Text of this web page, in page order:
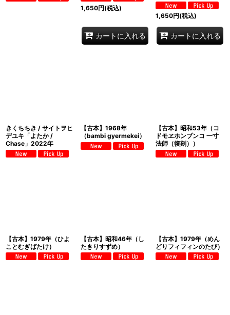
1,650円(税込)
カートに入れる
1,650円(税込)
カートに入れる
きくちちき / サイトヲヒ
デユキ「よたか /
Chase」2022年
【古本】1968年
（bambi gyermekei）
【古本】昭和53年（コ
ドモヱホンブンコ 一寸
法師（復刻））
【古本】1979年（ひよ
ことむぎばたけ）
【古本】昭和46年（し
たきりすずめ）
【古本】1979年（めん
どりフィフィンのたび）